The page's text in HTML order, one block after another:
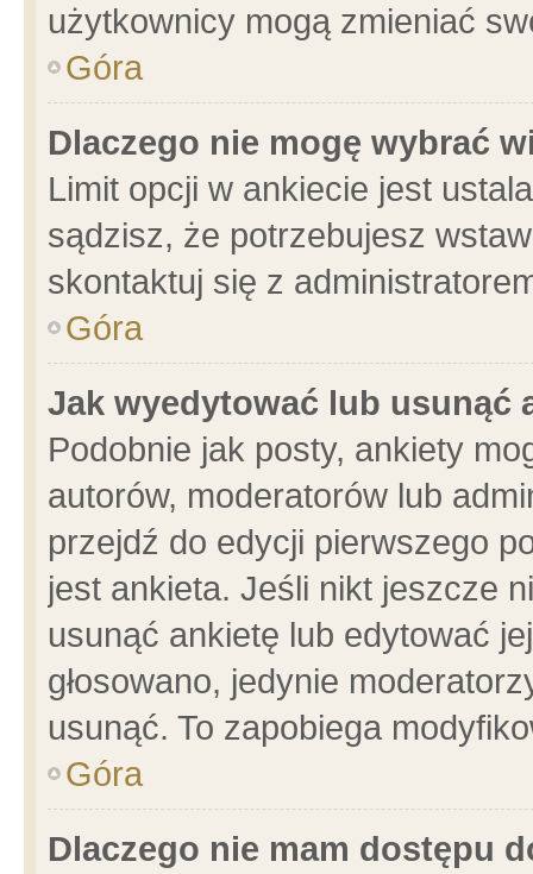
użytkownicy mogą zmieniać
Góra
Dlaczego nie mogę wybrać
Limit opcji w ankiecie jest
sądzisz, że potrzebujesz
skontaktuj się z
Góra
Jak wyedytować lub usunąć
Podobnie jak posty, ankiety
autorów, moderatorów lub
przejdź do edycji pierwszego
jest ankieta. Jeśli nikt jeszcze
usunąć ankietę lub edytować
głosowano, jedynie
usunąć. To zapobiega
Góra
Dlaczego nie mam dostępu